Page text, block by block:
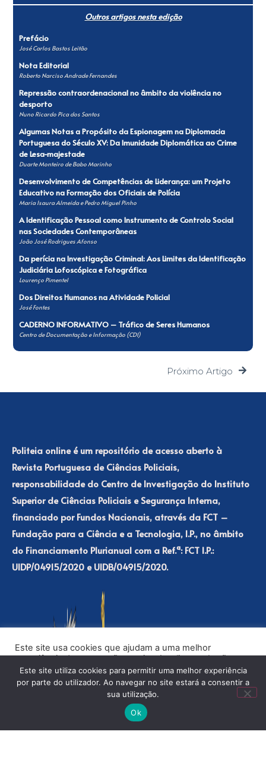
Outros artigos nesta edição
Prefácio
José Carlos Bastos Leitão
Nota Editorial
Roberto Narciso Andrade Fernandes
Repressão contraordenacional no âmbito da violência no
desporto
Nuno Ricardo Pica dos Santos
Algumas Notas a Propósito da Espionagem na Diplomacia
Portuguesa do Século XV: Da Imunidade Diplomática ao Crime
de Lesa-majestade
Duarte Monteiro de Babo Marinho
Desenvolvimento de Competências de Liderança: um Projeto
Educativo na Formação dos Oficiais de Polícia
Maria Isaura Almeida e Pedro Miguel Pinho
A Identificação Pessoal como Instrumento de Controlo Social
nas Sociedades Contemporâneas
João José Rodrigues Afonso
Da perícia na Investigação Criminal: Aos Limites da Identificação
Judiciária Lofoscópica e Fotográfica
Lourenço Pimentel
Dos Direitos Humanos na Atividade Policial
José Fontes
CADERNO INFORMATIVO – Tráfico de Seres Humanos
Centro de Documentação e Informação (CDI)
Próximo Artigo
Politeia online é um repositório de acesso aberto à
Revista Portuguesa de Ciências Policiais,
responsabilidade do Centro de Investigação do Instituto
Superior de Ciências Policiais e Segurança Interna,
financiado por Fundos Nacionais, através da FCT –
Fundação para a Ciência e a Tecnologia, I.P., no âmbito
do Financiamento Plurianual com a Ref.ª: FCT I.P.:
UIDP/04915/2020 e UIDB/04915/2020.
Este site usa cookies que ajudam a uma melhor
experiência de navegação no site. Ao clicar no botão
“Aceitar” ou continuar a visualizar o nosso site, você
concorda com o uso de cookies no nosso site.
Este site utiliza cookies para permitir uma melhor experiência
por parte do utilizador. Ao navegar no site estará a consentir a
sua utilização.
Ok